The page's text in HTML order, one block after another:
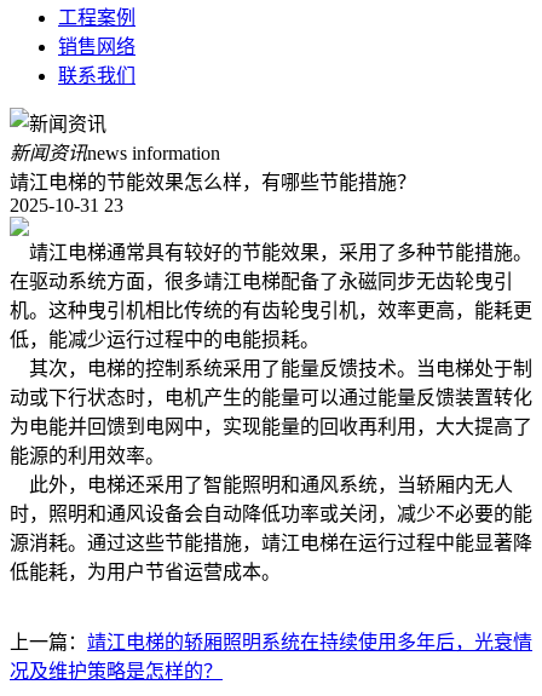
工程案例
销售网络
联系我们
新闻资讯news information
靖江电梯的节能效果怎么样，有哪些节能措施？
2025-10-31 23
靖江电梯通常具有较好的节能效果，采用了多种节能措施。
在驱动系统方面，很多靖江电梯配备了永磁同步无齿轮曳引
机。这种曳引机相比传统的有齿轮曳引机，效率更高，能耗更
低，能减少运行过程中的电能损耗。
其次，电梯的控制系统采用了能量反馈技术。当电梯处于制
动或下行状态时，电机产生的能量可以通过能量反馈装置转化
为电能并回馈到电网中，实现能量的回收再利用，大大提高了
能源的利用效率。
此外，电梯还采用了智能照明和通风系统，当轿厢内无人
时，照明和通风设备会自动降低功率或关闭，减少不必要的能
源消耗。通过这些节能措施，靖江电梯在运行过程中能显著降
低能耗，为用户节省运营成本。
上一篇： 靖江电梯的轿厢照明系统在持续使用多年后，光衰情
况及维护策略是怎样的？